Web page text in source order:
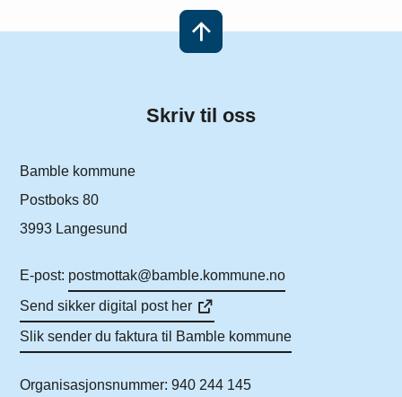
Skriv til oss
Bamble kommune
Postboks 80
3993 Langesund
E-post: postmottak@bamble.kommune.no
Send sikker digital post her
Slik sender du faktura til Bamble kommune
Organisasjonsnummer: 940 244 145